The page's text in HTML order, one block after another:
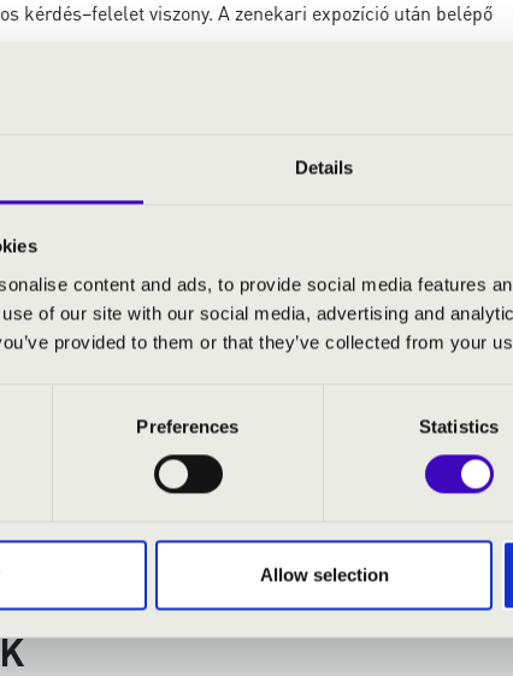
Details
content and ads, to provide social media features
of our site with our social media, advertising and
provided to them or that they’ve collected from your
Preferences Statistics
Allow selection
kérdés–felelet viszony. A zenekari expozíció után belépő
mindenkor díszíti és variálja; a kadenciák a szólista
és vonósokra) itthon különösen ritkán hallható. Az idén
speciális hangzásrétegekből áll: hosszan kitartott
a szerző megfogalmazása szerint „az angyal
vigaszt és gyógyulást hoz.”
és hangszerkezelési megoldásokat mutatnak. Camille
szakaszból áll. A darab karakterét spanyolos ritmusok
legszélesebb tartományban mozgatják. Anton
jól felismerhető a dallamközpontú gondolkodás és a
aktivizálnak. Arenszkij zongorista „háttere” is
Kamarazenekar, művészeti vezető: G. Horváth
Arensky: Kamaraszimfónia op.35b, Saint-Saëns: